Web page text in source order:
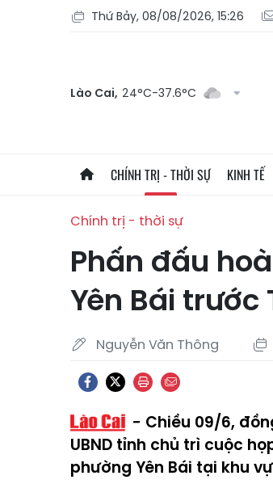
Thứ Bảy, 08/08/2026, 15:26
Lào Cai, 24°C-37.6°C
CHÍNH TRỊ - THỜI SỰ KINH TẾ
Chính trị - thời sự
Phấn đấu
Yên Bái trước
Nguyễn Văn Thông
Chiều 09/6,
UBND tỉnh chủ trì cuộc
phường Yên Bái tại khu